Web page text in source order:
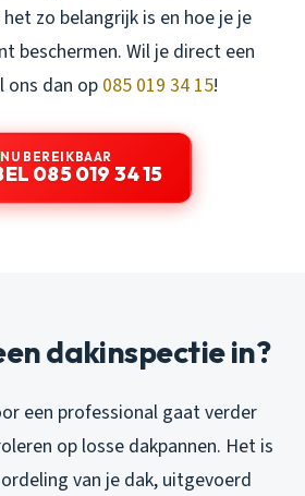
zo belangrijk is en hoe je je
beschermen. Wil je direct een
ons dan op 085 019 34 15!
NU BEREIKBAAR
085 019 34 15
dakinspectie in?
een professional gaat verder
op losse dakpannen. Het is
van je dak, uitgevoerd